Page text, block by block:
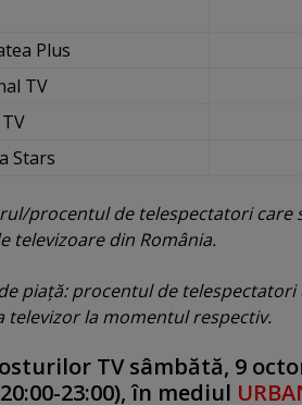
Plus
TV
Stars
procentul de telespectatori care
televizoare din România.
piaţă: procentul de
televizor la momentul respectiv.
TV sâmbătă, 9
23:00), în mediul